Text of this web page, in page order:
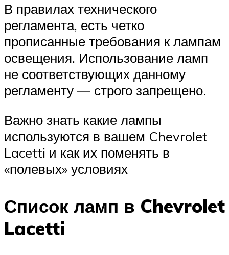
В правилах технического
регламента, есть четко
прописанные требования к лампам
освещения. Использование ламп
не соответствующих данному
регламенту — строго запрещено.
Важно знать какие лампы
используются в вашем Chevrolet
Lacetti и как их поменять в
«полевых» условиях
Список ламп в Chevrolet
Lacetti